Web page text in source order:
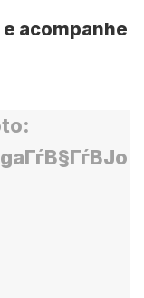
e acompanhe